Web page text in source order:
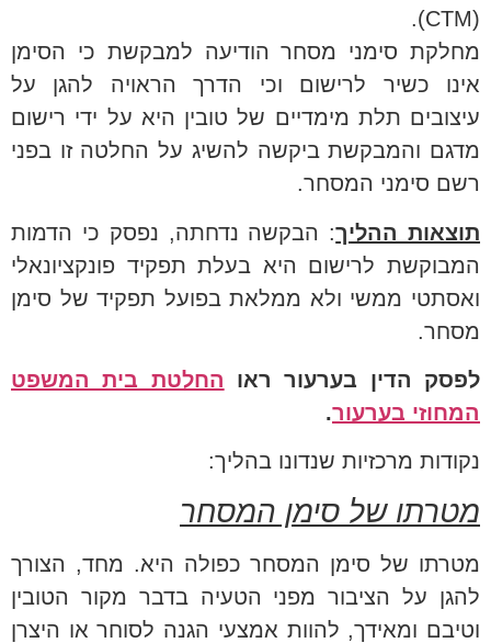
(CTM).
מחלקת סימני מסחר הודיעה למבקשת כי הסימן
אינו כשיר לרישום וכי הדרך הראויה להגן על
עיצובים תלת מימדיים של טובין היא על ידי רישום
מדגם והמבקשת ביקשה להשיג על החלטה זו בפני
רשם סימני המסחר.
תוצאות ההליך: הבקשה נדחתה, נפסק כי הדמות
המבוקשת לרישום היא בעלת תפקיד פונקציונאלי
ואסתטי ממשי ולא ממלאת בפועל תפקיד של סימן
מסחר.
לפסק הדין בערעור ראו החלטת בית המשפט
המחוזי בערעור.
נקודות מרכזיות שנדונו בהליך:
מטרתו של סימן המסחר
מטרתו של סימן המסחר כפולה היא. מחד, הצורך
להגן על הציבור מפני הטעיה בדבר מקור הטובין
וטיבם ומאידך, להוות אמצעי הגנה לסוחר או היצרן